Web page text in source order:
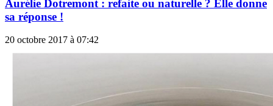
Aurélie Dotremont : refaite ou naturelle ? Elle donne
sa réponse !
20 octobre 2017 à 07:42